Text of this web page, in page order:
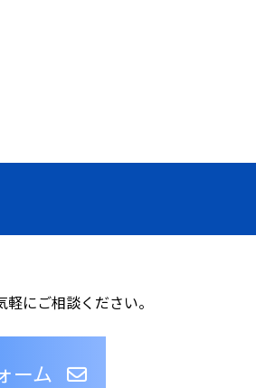
にご相談ください。
ーム